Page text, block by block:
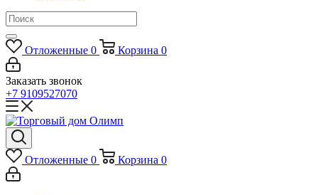
Отложенные 0 Корзина 0
Заказать звонок
+7 9109527070
Отложенные 0 Корзина 0